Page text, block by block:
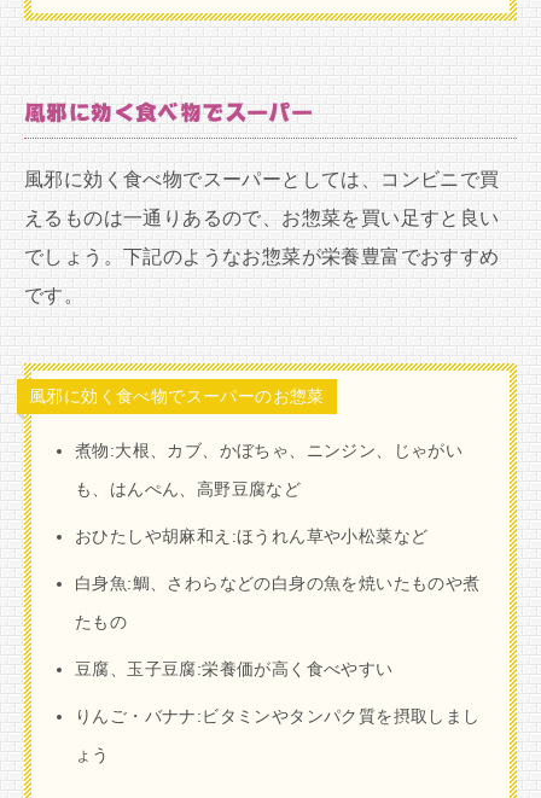
風邪に効く食べ物でスーパー
風邪に効く食べ物でスーパーとしては、コンビニで買
えるものは一通りあるので、お惣菜を買い足すと良い
でしょう。下記のようなお惣菜が栄養豊富でおすすめ
です。
風邪に効く食べ物でスーパーのお惣菜
煮物:大根、カブ、かぼちゃ、ニンジン、じゃがい
も、はんぺん、高野豆腐など
おひたしや胡麻和え:ほうれん草や小松菜など
白身魚:鯛、さわらなどの白身の魚を焼いたものや煮
たもの
豆腐、玉子豆腐:栄養価が高く食べやすい
りんご・バナナ:ビタミンやタンパク質を摂取しまし
ょう